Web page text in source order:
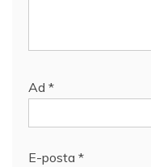
Ad *
E-posta *